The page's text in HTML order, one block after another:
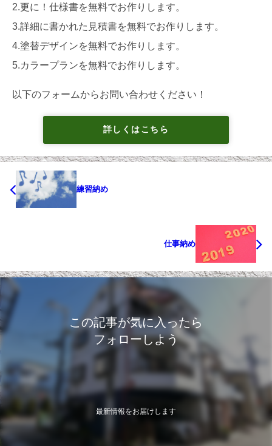
2.更に！仕様書を無料でお作りします。
3.詳細に書かれた見積書を無料でお作りします。
4.塗替デザインを無料でお作りします。
5.カラープランを無料でお作りします。
以下のフォームからお問い合わせください！
詳しくはこちら
練習納め
仕事納め
この記事が気に入ったら
フォローしよう
最新情報をお届けします